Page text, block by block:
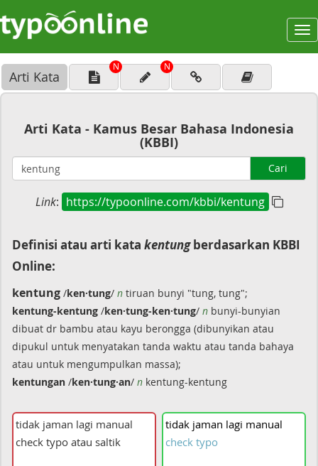
Arti Kata
N N
Arti Kata - Kamus Besar Bahasa Indonesia
(KBBI)
Cari
Link: https://typoonline.com/kbbi/kentung
Definisi atau arti kata kentungberdasarkan KBBI
Online:
kentung /ken·tung/ n tiruan bunyi "tung, tung";
kentung-kentung /ken·tung-ken·tung/ n bunyi-bunyian
dibuat dr bambu atau kayu berongga (dibunyikan atau
dipukul untuk menyatakan tanda waktu atau tanda bahaya
atau untuk mengumpulkan massa);
kentungan /ken·tung·an/ n kentung-kentung
tidak jaman lagi manual
check typo